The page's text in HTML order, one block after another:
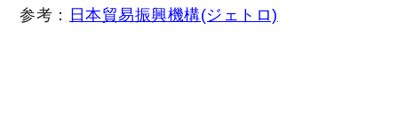
参考： 日本貿易振興機構(ジェトロ)